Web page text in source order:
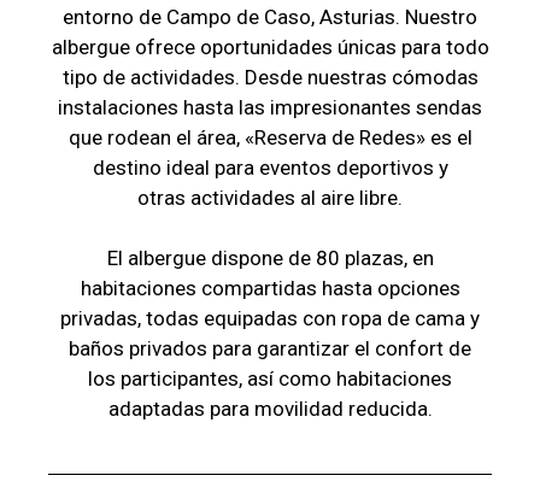
entorno de Campo de Caso, Asturias. Nuestro
albergue ofrece oportunidades únicas para todo
tipo de actividades. Desde nuestras cómodas
instalaciones hasta las impresionantes sendas
que rodean el área, «Reserva de Redes» es el
destino ideal para eventos deportivos y
otras actividades al aire libre.
El albergue dispone de 80 plazas, en
habitaciones compartidas hasta opciones
privadas, todas equipadas con ropa de cama y
baños privados para garantizar el confort de
los participantes, así como habitaciones
adaptadas para movilidad reducida.